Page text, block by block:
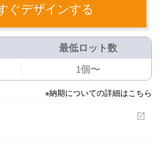
ぐデザインする
最低ロット数
1個〜
※納期についての詳細はこちら
open_in_new